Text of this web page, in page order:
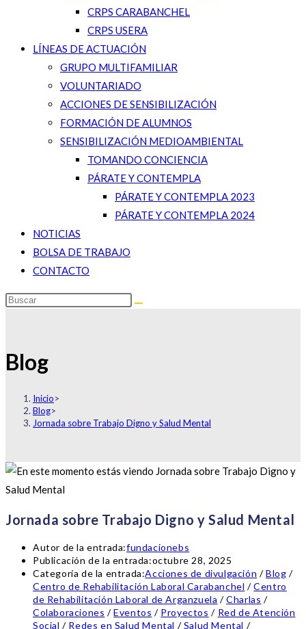
CRPS CARABANCHEL
CRPS USERA
LÍNEAS DE ACTUACIÓN
GRUPO MULTIFAMILIAR
VOLUNTARIADO
ACCIONES DE SENSIBILIZACIÓN
FORMACIÓN DE ALUMNOS
SENSIBILIZACIÓN MEDIOAMBIENTAL
TOMANDO CONCIENCIA
PÁRATE Y CONTEMPLA
PÁRATE Y CONTEMPLA 2023
PÁRATE Y CONTEMPLA 2024
NOTICIAS
BOLSA DE TRABAJO
CONTACTO
Blog
Inicio>
Blog>
Jornada sobre Trabajo Digno y Salud Mental
Jornada sobre Trabajo Digno y Salud Mental
Autor de la entrada:fundacionebs
Publicación de la entrada:octubre 28, 2025
Categoría de la entrada:Acciones de divulgación / Blog /
Centro de Rehabilitación Laboral Carabanchel / Centro
de Rehabilitación Laboral de Arganzuela / Charlas /
Colaboraciones / Eventos / Proyectos / Red de Atención
Social / Redes en Salud Mental / Salud Mental /